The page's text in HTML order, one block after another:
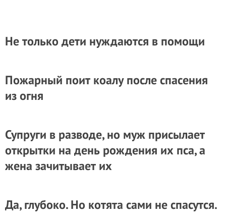
Не только дети нуждаются в помощи
Пожарный поит коалу после спасения
из огня
Супруги в разводе, но муж присылает
открытки на день рождения их пса, а
жена зачитывает их
Да, глубоко. Но котята сами не спасутся.